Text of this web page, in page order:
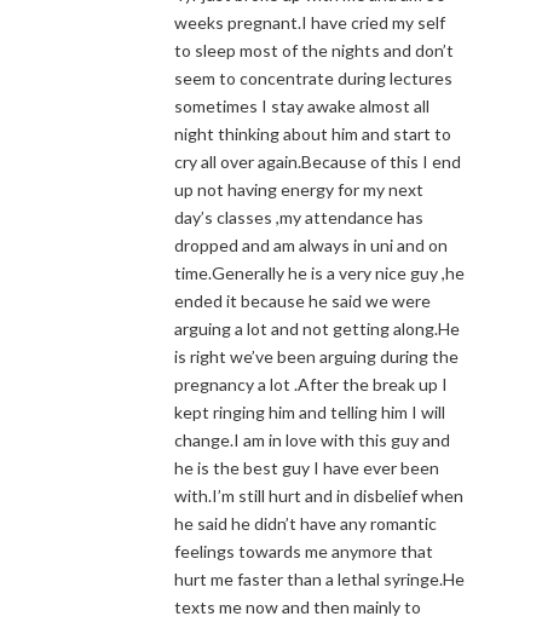
weeks pregnant.I have cried my self
to sleep most of the nights and don’t
seem to concentrate during lectures
sometimes I stay awake almost all
night thinking about him and start to
cry all over again.Because of this I end
up not having energy for my next
day’s classes ,my attendance has
dropped and am always in uni and on
time.Generally he is a very nice guy ,he
ended it because he said we were
arguing a lot and not getting along.He
is right we’ve been arguing during the
pregnancy a lot .After the break up I
kept ringing him and telling him I will
change.I am in love with this guy and
he is the best guy I have ever been
with.I’m still hurt and in disbelief when
he said he didn’t have any romantic
feelings towards me anymore that
hurt me faster than a lethal syringe.He
texts me now and then mainly to